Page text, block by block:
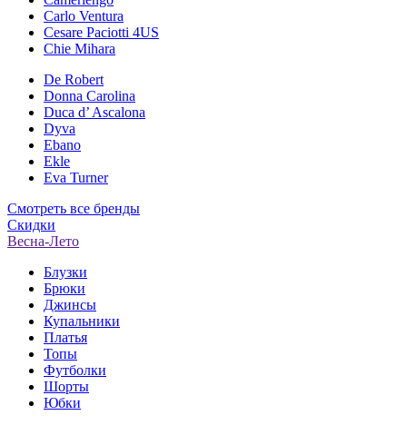
Carlo Ventura
Cesare Paciotti 4US
Chie Mihara
De Robert
Donna Carolina
Duca d’ Ascalona
Dyva
Ebano
Ekle
Eva Turner
Смотреть все бренды
Скидки
Весна-Лето
Блузки
Брюки
Джинсы
Купальники
Платья
Топы
Футболки
Шорты
Юбки